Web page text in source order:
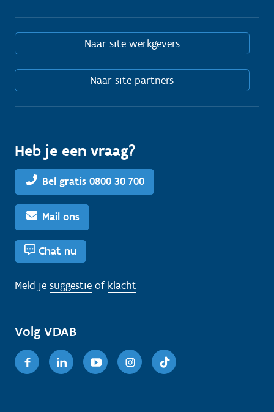
Naar site werkgevers
Naar site partners
Heb je een vraag?
Bel gratis 0800 30 700
Mail ons
Chat nu
Meld je suggestie of klacht
Volg VDAB
FacebookLinkedinYoutubeInstagram